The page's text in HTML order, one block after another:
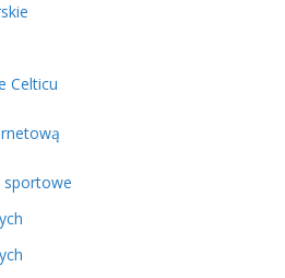
Celticu
sportowe